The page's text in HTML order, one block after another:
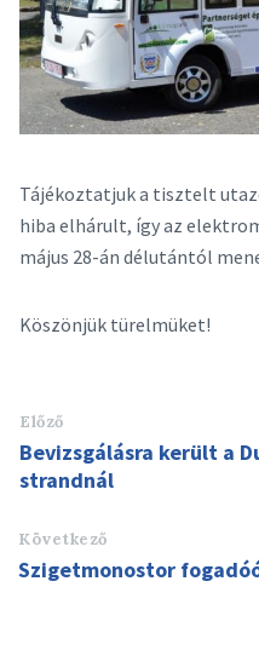
Tájékoztatjuk a tisztelt
hiba elhárult, így az
május 28-án délutántól
Köszönjük türelmüket!
Előző
Bevizsgálásra került a
strandnál
Következő
Szigetmonostor